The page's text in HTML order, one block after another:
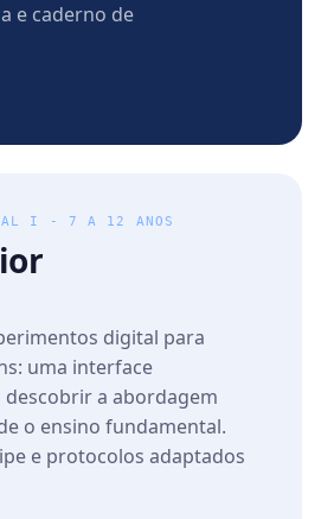
e caderno de
I - 7 A 12 ANOS
digital para
uma interface
a abordagem
o ensino fundamental.
e protocolos adaptados